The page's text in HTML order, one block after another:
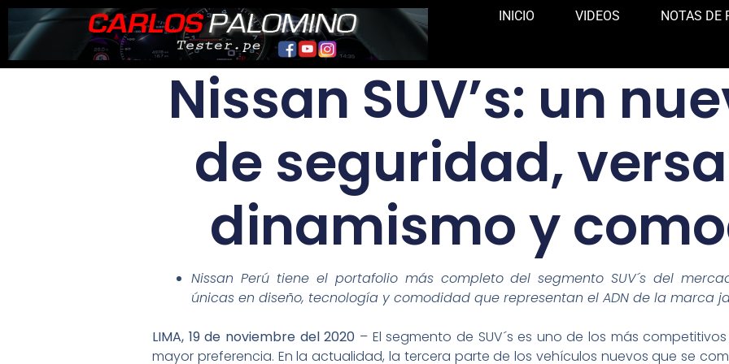
Ir
contenido
INICIO VIDEOS NOTAS DE
Nissan SUV’s: un
de seguridad,
dinamismo y
Nissan Perú tiene el portafolio más completo del segmento SUV´s del
únicas en diseño, tecnología y comodidad que representan el ADN de la marca
LIMA, 19 de noviembre del 2020 – El segmento de SUV´s es uno de los más
mayor preferencia. En la actualidad, la tercera parte de los vehículos nuevos que se